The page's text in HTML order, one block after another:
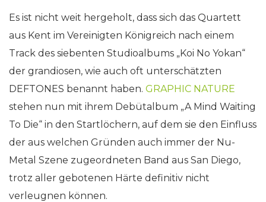
Es ist nicht weit hergeholt, dass sich das Quartett
aus Kent im Vereinigten Königreich nach einem
Track des siebenten Studioalbums „Koi No Yokan“
der grandiosen, wie auch oft unterschätzten
DEFTONES benannt haben. GRAPHIC NATURE
stehen nun mit ihrem Debütalbum „A Mind Waiting
To Die“ in den Startlöchern, auf dem sie den Einfluss
der aus welchen Gründen auch immer der Nu-
Metal Szene zugeordneten Band aus San Diego,
trotz aller gebotenen Härte definitiv nicht
verleugnen können.